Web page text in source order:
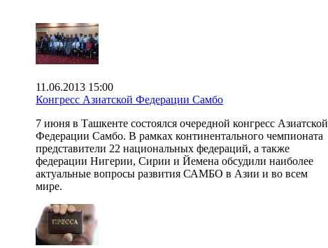
11.06.2013 15:00
Конгресс Азиатской Федерации Самбо
7 июня в Ташкенте состоялся очередной конгресс Азиатской
Федерации Самбо. В рамках континентального чемпионата
представители 22 национальных федераций, а также
федерации Нигерии, Сирии и Йемена обсудили наиболее
актуальные вопросы развития САМБО в Азии и во всем
мире.